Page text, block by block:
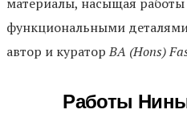
функциональными
автор и кураторBA (Hons)
Работы